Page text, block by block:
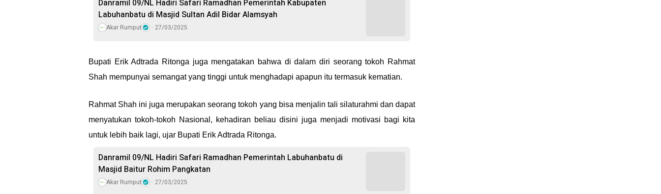
Danramil 09/NL Hadiri Safari Ramadhan Pemerintah Kabupaten
Labuhanbatu di Masjid Sultan Adil Bidar Alamsyah
Akar Rumput 27/03/2025
Bupati Erik Adtrada Ritonga juga mengatakan bahwa di dalam diri seorang tokoh Rahmat
Shah mempunyai semangat yang tinggi untuk menghadapi apapun itu termasuk kematian.
Rahmat Shah ini juga merupakan seorang tokoh yang bisa menjalin tali silaturahmi dan dapat
menyatukan tokoh-tokoh Nasional, kehadiran beliau disini juga menjadi motivasi bagi kita
untuk lebih baik lagi, ujar Bupati Erik Adtrada Ritonga.
Danramil 09/NL Hadiri Safari Ramadhan Pemerintah Labuhanbatu di
Masjid Baitur Rohim Pangkatan
Akar Rumput 27/03/2025